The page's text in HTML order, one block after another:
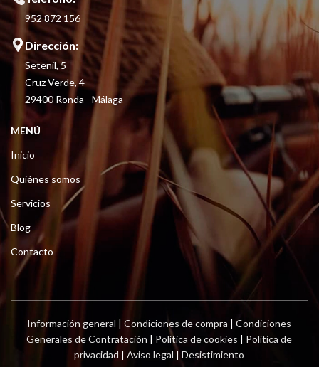
952 872 156
Dirección:
Setenil, 5
Cruz Verde, 4
29400 Ronda - Málaga
MENÚ
Inicio
Quiénes somos
Servicios
Blog
Contacto
Información general |Condiciones de compra |Condiciones
Generales de Contratación | Política de cookies | Política de
privacidad |Aviso legal |Desistimiento